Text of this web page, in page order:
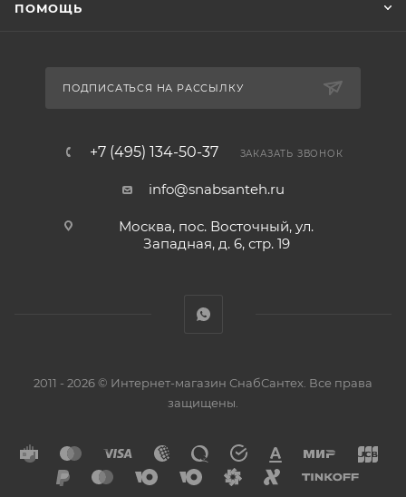
ПОМОЩЬ
ПОДПИСАТЬСЯ НА РАССЫЛКУ
+7 (495) 134-50-37 ЗАКАЗАТЬ ЗВОНОК
info@snabsanteh.ru
Москва, пос. Восточный, ул.
Западная, д. 6, стр. 19
2011 - 2026 © Интернет-магазин СнабСантех. Все права
защищены.